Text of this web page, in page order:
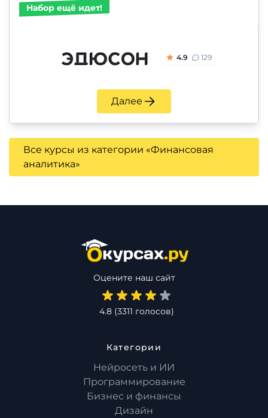
Набор ещё идет!
4.9 129
Далее
Все курсы из категории «Финансовая
аналитика»
Оцените наш сайт
4.8(3311 голосов)
Категории
Нейросеть и ИИ
Программирование
Бизнес и финансы
Дизайн